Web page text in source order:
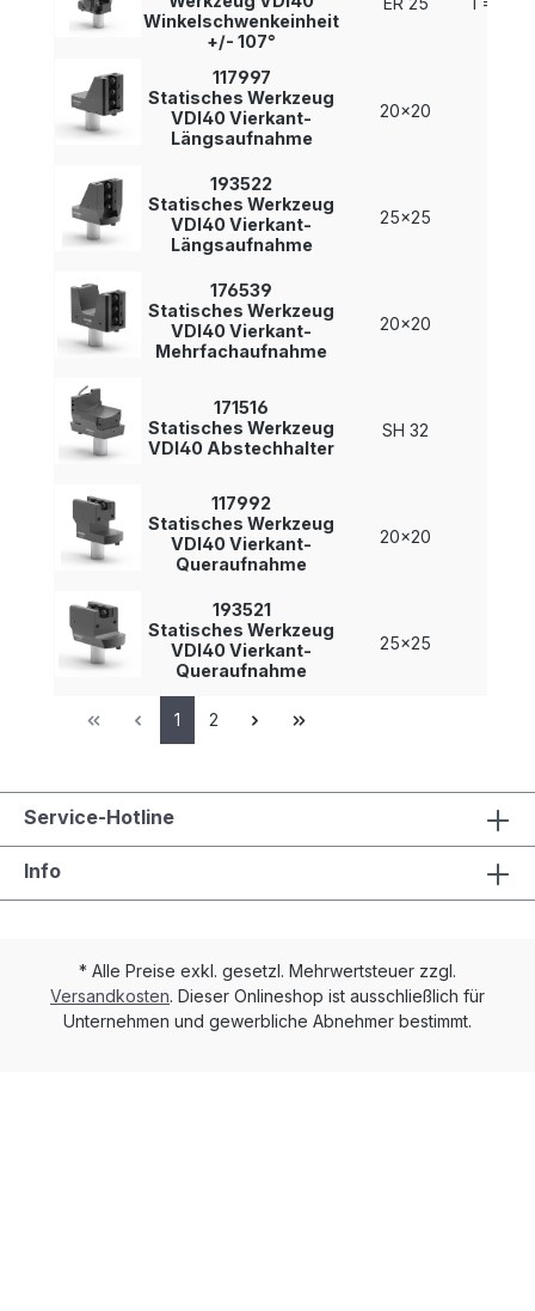
Winkelschwenkeinheit
+/- 107°
117997
Statisches Werkzeug
VDI40 Vierkant-
Längsaufnahme
20x20
193522
Statisches Werkzeug
VDI40 Vierkant-
Längsaufnahme
25x25
176539
Statisches Werkzeug
VDI40 Vierkant-
Mehrfachaufnahme
20x20
171516
Statisches Werkzeug
VDI40 Abstechhalter
SH 32
117992
Statisches Werkzeug
VDI40 Vierkant-
Queraufnahme
20x20
193521
Statisches Werkzeug
VDI40 Vierkant-
Queraufnahme
25x25
1 2
Service-Hotline
Info
* Alle Preise exkl. gesetzl. Mehrwertsteuer zzgl.
Versandkosten. Dieser Onlineshop ist ausschließlich für
Unternehmen und gewerbliche Abnehmer bestimmt.